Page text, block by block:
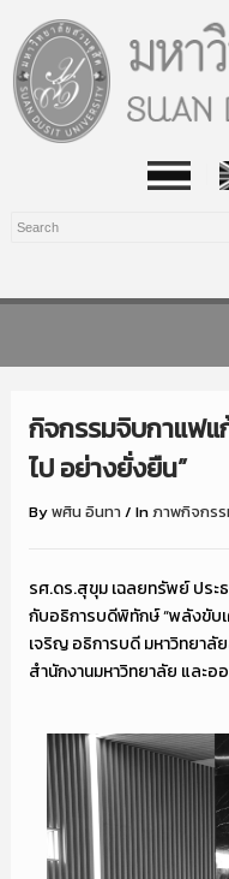
กิจกรรมจิบกาแฟ
ไป อย่างยั่งยืน”
Byพศิน อินทา/ Inภาพกิจกร
รศ.ดร.สุขุม เฉลยทรัพย์ ปร
กับอธิการบดีพิทักษ์ “พลังขับ
เจริญ อธิการบดี มหาวิทยาลั
สำนักงานมหาวิทยาลัย และอ